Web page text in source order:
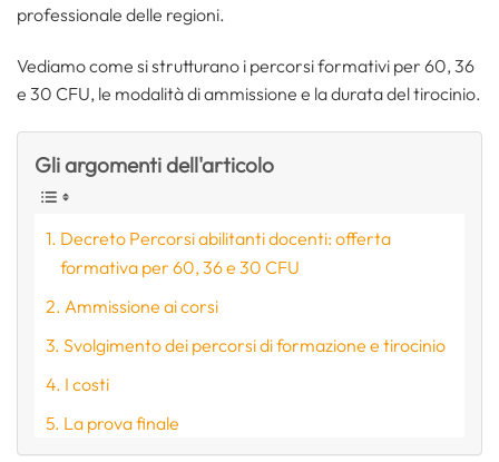
professionale delle regioni.
Vediamo come si strutturano i percorsi formativi per 60, 36
e 30 CFU, le modalità di ammissione e la durata del tirocinio.
Gli argomenti dell'articolo
Decreto Percorsi abilitanti docenti: offerta
formativa per 60, 36 e 30 CFU
Ammissione ai corsi
Svolgimento dei percorsi di formazione e tirocinio
I costi
La prova finale